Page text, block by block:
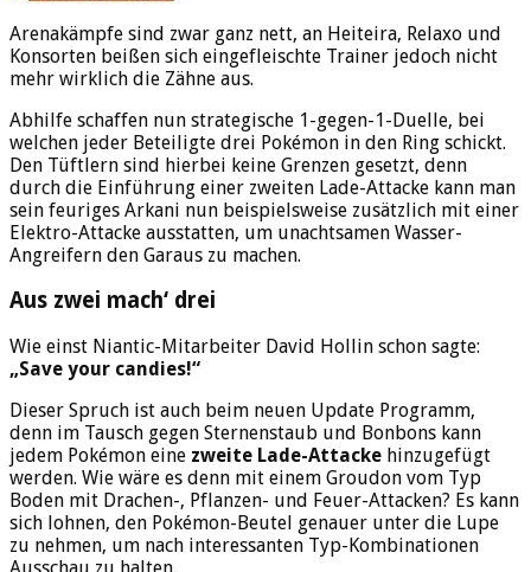
Arenakämpfe sind zwar ganz nett, an Heiteira, Relaxo und
Konsorten beißen sich eingefleischte Trainer jedoch nicht
mehr wirklich die Zähne aus.
Abhilfe schaffen nun strategische 1-gegen-1-Duelle, bei
welchen jeder Beteiligte drei Pokémon in den Ring schickt.
Den Tüftlern sind hierbei keine Grenzen gesetzt, denn
durch die Einführung einer zweiten Lade-Attacke kann man
sein feuriges Arkani nun beispielsweise zusätzlich mit einer
Elektro-Attacke ausstatten, um unachtsamen Wasser-
Angreifern den Garaus zu machen.
Aus zwei mach‘ drei
Wie einst Niantic-Mitarbeiter David Hollin schon sagte:
„Save your candies!“
Dieser Spruch ist auch beim neuen Update Programm,
denn im Tausch gegen Sternenstaub und Bonbons kann
jedem Pokémon eine zweite Lade-Attacke hinzugefügt
werden. Wie wäre es denn mit einem Groudon vom Typ
Boden mit Drachen-, Pflanzen- und Feuer-Attacken? Es kann
sich lohnen, den Pokémon-Beutel genauer unter die Lupe
zu nehmen, um nach interessanten Typ-Kombinationen